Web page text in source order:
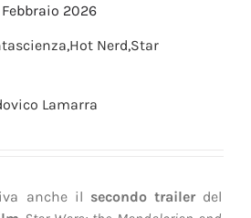
2026
,Hot Nerd,Star
Lamarra
anche il secondo trailerdel